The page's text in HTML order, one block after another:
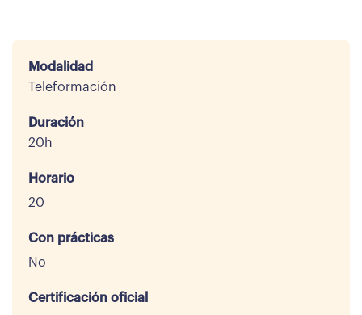
Modalidad
Teleformación
Duración
20h
Horario
20
Con prácticas
No
Certificación oficial